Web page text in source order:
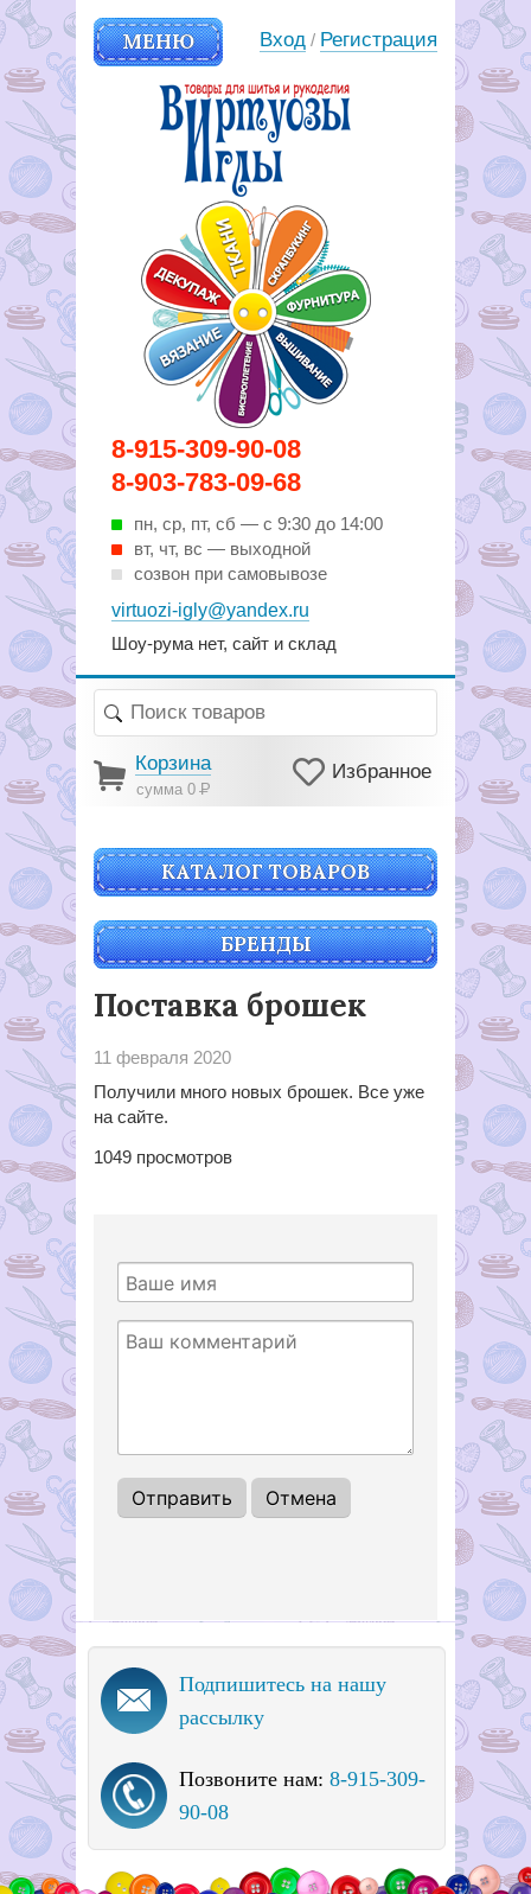
8-915-309-90-08
8-903-783-09-68
пн, ср, пт, cб — с 9:30 до 14:00
вт, чт, вс — выходной
созвон при самовывозе
virtuozi-igly@yandex.ru
Шоу-рума нет, сайт и склад
МЕНЮ
Вирутозы иглы. Товары для
шитья и рукоделья
Вход / Регистрация
Корзина
сумма 0Р
Избранное
КАТАЛОГ ТОВАРОВ
БРЕНДЫ
Поставка брошек
11 февраля 2020
Получили много новых брошек. Все уже
на сайте.
1049 просмотров
Подпишитесь на нашу
рассылку
Позвоните нам: 8-915-309-
90-08